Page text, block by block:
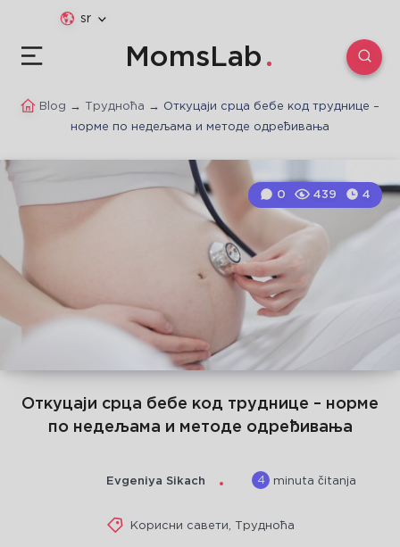
sr
MomsLab
Blog → Трудноћа → Откуцаји срца бебе код труднице –
норме по недељама и методе одређивања
Откуцаји срца бебе код труднице – норме
по недељама и методе одређивања
0 439 4
Evgeniya Sikach 4 minuta čitanja
Корисни савети Трудноћа